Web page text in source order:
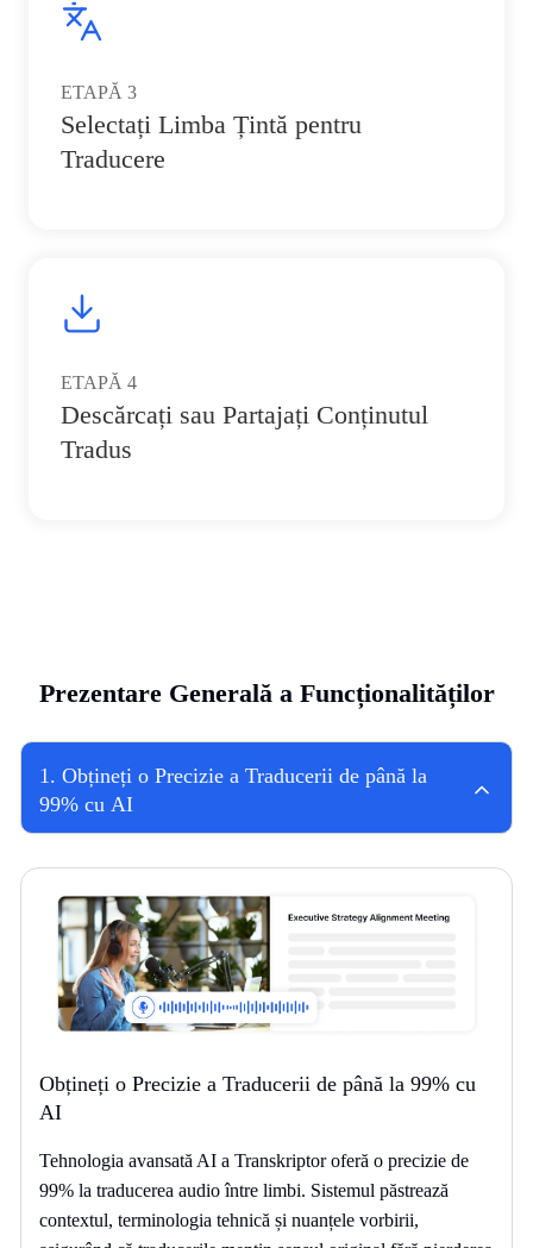
ETAPĂ 3
Selectați Limba Țintă pentru
Traducere
ETAPĂ 4
Descărcați sau Partajați Conținutul
Tradus
Prezentare Generală a Funcționalităților
1 . Obțineți o Precizie a Traducerii de până la
99% cu AI
Obțineți o Precizie a Traducerii de până la 99% cu
AI
Tehnologia avansată AI a Transkriptor oferă o precizie de
99% la traducerea audio între limbi. Sistemul păstrează
contextul, terminologia tehnică și nuanțele vorbirii,